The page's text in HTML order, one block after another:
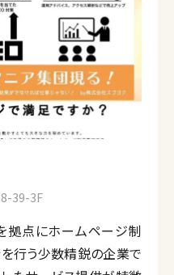
39-3F
拠点にホームページ制
行う少数精鋭の企業で